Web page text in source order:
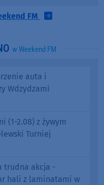
FM
w Weekend FM
auta i
Wdzydzami
(1-2.08) z żywym
Turniej
trudna akcja -
hali z laminatami w